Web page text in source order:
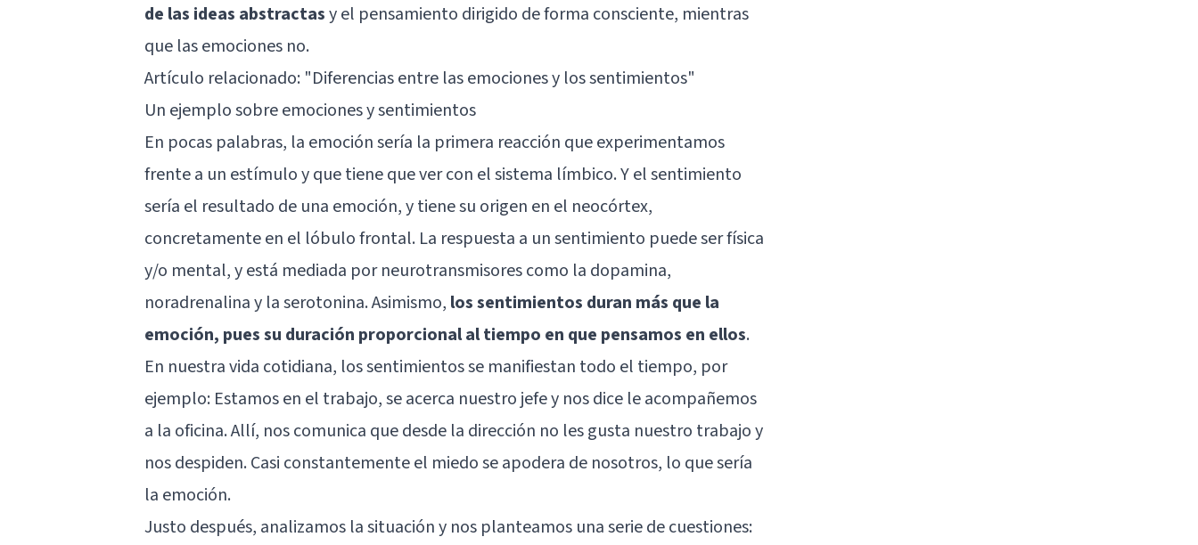
de las ideas abstractasy el pensamiento dirigido de forma consciente, mientras
que las emociones no.
Artículo relacionado: "Diferencias entre las emociones y los sentimientos"
Un ejemplo sobre emociones y sentimientos
En pocas palabras, la emoción sería la primera reacción que experimentamos
frente a un estímulo y que tiene que ver con el sistema límbico. Y el sentimiento
sería el resultado de una emoción, y tiene su origen en el neocórtex,
concretamente en el lóbulo frontal. La respuesta a un sentimiento puede ser física
y/o mental, y está mediada por neurotransmisores como la dopamina,
noradrenalina y la serotonina. Asimismo, los sentimientos duran más que la
emoción, pues su duración proporcional al tiempo en que pensamos en ellos.
En nuestra vida cotidiana, los sentimientos se manifiestan todo el tiempo, por
ejemplo: Estamos en el trabajo, se acerca nuestro jefe y nos dice le acompañemos
a la oficina. Allí, nos comunica que desde la dirección no les gusta nuestro trabajo y
nos despiden. Casi constantementeel miedo se apodera de nosotros, lo que sería
la emoción.
Justo después, analizamos la situación y nos planteamos una serie de cuestiones: